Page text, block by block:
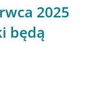
2025
będą